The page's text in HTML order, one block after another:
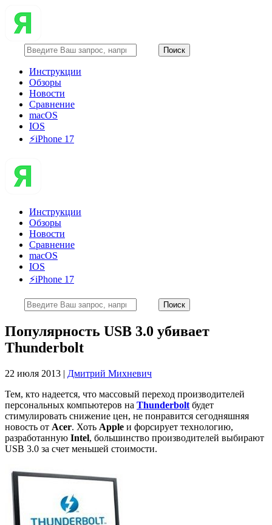
Инструкции
Обзоры
Новости
Сравнение
macOS
IOS
⚡️iPhone 17
Инструкции
Обзоры
Новости
Сравнение
macOS
IOS
⚡️iPhone 17
Популярность USB 3.0 убивает
Thunderbolt
22 июля 2013 | Дмитрий Михневич
Тем, кто надеется, что массовый переход производителей
персональных компьютеров на Thunderbolt будет
стимулировать снижение цен, не понравится сегодняшняя
новость от Acer. Хоть Apple и форсирует технологию,
разработанную Intel, большинство производителей выбирают
USB 3.0 за счет меньшей стоимости.